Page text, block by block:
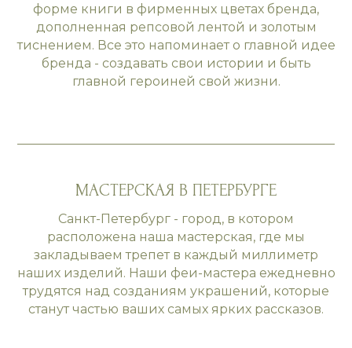
форме книги в фирменных цветах бренда,
дополненная репсовой лентой и золотым
тиснением. Все это напоминает о главной идее
бренда - создавать свои истории и быть
главной героиней свой жизни.
МАСТЕРСКАЯ В ПЕТЕРБУРГЕ
Санкт-Петербург - город, в котором
расположена наша мастерская, где мы
закладываем трепет в каждый миллиметр
наших изделий. Наши феи-мастера ежедневно
трудятся над созданиям украшений, которые
станут частью ваших самых ярких рассказов.